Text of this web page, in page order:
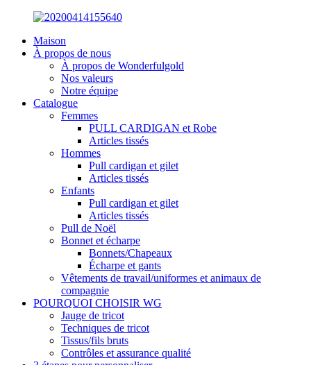
Maison
À propos de nous
À propos de Wonderfulgold
Nos valeurs
Notre équipe
Catalogue
Femmes
PULL CARDIGAN et Robe
Articles tissés
Hommes
Pull cardigan et gilet
Articles tissés
Enfants
Pull cardigan et gilet
Articles tissés
Pull de Noël
Bonnet et écharpe
Bonnets/Chapeaux
Écharpe et gants
Vêtements de travail/uniformes et animaux de
compagnie
POURQUOI CHOISIR WG
Jauge de tricot
Techniques de tricot
Tissus/fils bruts
Contrôles et assurance qualité